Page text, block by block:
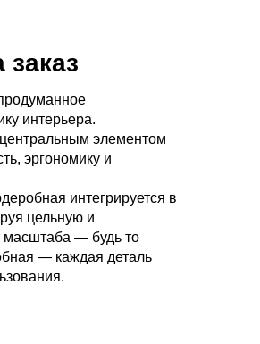
интерьера.
элементом
эргономику и
интегрируется в
цельную и
масштаба — будь то
— каждая деталь